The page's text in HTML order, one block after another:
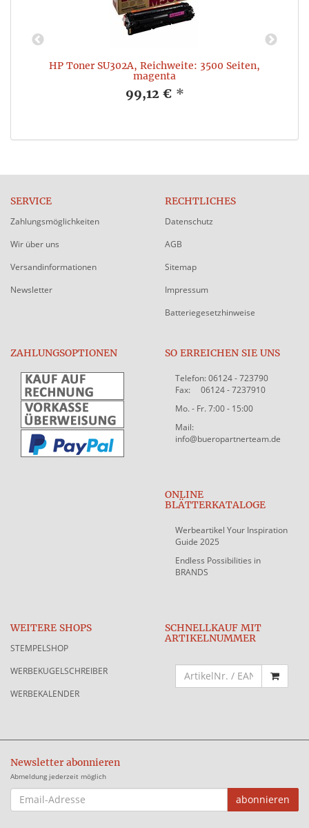
HP Toner SU302A, Reichweite: 3500 Seiten,
magenta
99,12 € *
SERVICE
Zahlungsmöglichkeiten
Wir über uns
Versandinformationen
Newsletter
RECHTLICHES
Datenschutz
AGB
Sitemap
Impressum
Batteriegesetzhinweise
ZAHLUNGSOPTIONEN SO ERREICHEN SIE UNS
Telefon: 06124 - 723790
Fax: 06124 - 7237910
Mo. - Fr. 7:00 - 15:00
Mail:
info@bueropartnerteam.de
ONLINE
BLÄTTERKATALOGE
Werbeartikel Your Inspiration
Guide 2025
Endless Possibilities in
BRANDS
WEITERE SHOPS
STEMPELSHOP
WERBEKUGELSCHREIBER
WERBEKALENDER
SCHNELLKAUF MIT
ARTIKELNUMMER
Newsletter abonnieren
Abmeldung jederzeit möglich
EMAIL-
ADRESSE
abonnieren